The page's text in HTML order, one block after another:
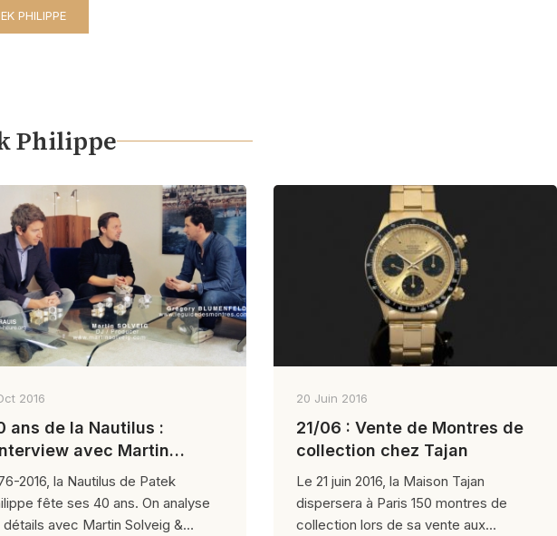
PHILIPPE
Philippe
2016
ans de la Nautilus :
avec Martin
et Antoine Rauis
2016, la Nautilus de Patek
fête ses 40 ans. On analyse
détails avec Martin Solveig &
20 Juin 2016
21/06 : Vente de Montres de
collection chez Tajan
Le 21 juin 2016, la Maison Tajan
dispersera à Paris 150 montres de
collection lors de sa vente aux